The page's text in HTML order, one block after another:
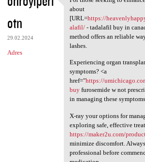
otn
29.02.2024
Adres
For those seeking to
about
[URL=https://
alafil/- tadalafil buy in
method offers an reliable
lashes.
Experiencing organ
symptoms? <a
href="https://
buyfurosemide w not
in managing these
X-ray your options for
exploring safe, effective
https://maker2u.com/
minimize discomfort.
professional before